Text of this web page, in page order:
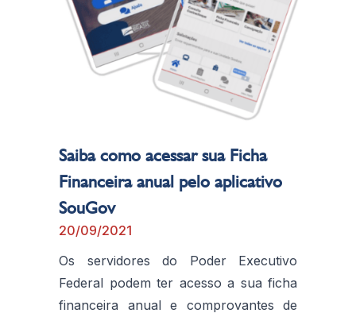
Saiba como acessar sua Ficha
Financeira anual pelo aplicativo
SouGov
20/09/2021
Os servidores do Poder Executivo
Federal podem ter acesso a sua ficha
financeira anual e comprovantes de